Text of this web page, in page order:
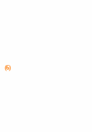
(6)